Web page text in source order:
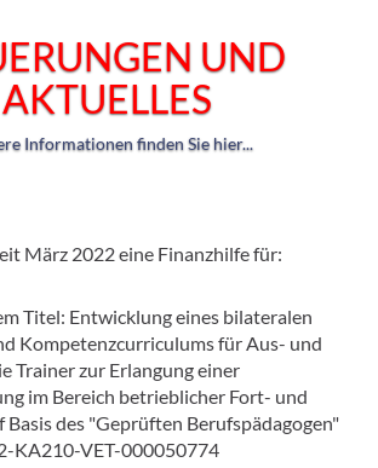
UND
AKTUELLES
Informationen finden Sie hier...
März 2022 eine Finanzhilfe für:
Titel: Entwicklung eines bilateralen
Kompetenzcurriculums für Aus- und
Trainer zur Erlangung einer
im Bereich betrieblicher Fort- und
des "Geprüften Berufspädagogen"
KA210-VET-000050774